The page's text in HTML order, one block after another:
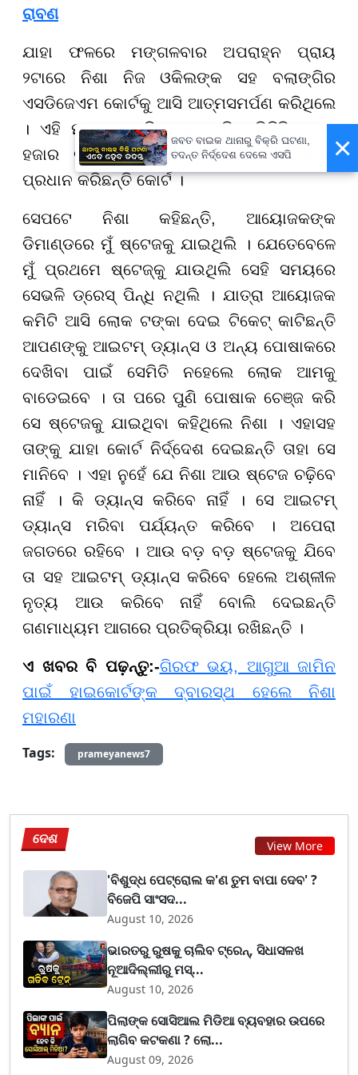
ରାବଣ
ଯାହା ଫଳରେ ମଙ୍ଗଳବାର ଅପରାହ୍ନ ପ୍ରାୟ
୨ଟାରେ ନିଶା ନିଜ ଓକିଲଙ୍କ ସହ ବଲାଙ୍ଗିର
ଏସଡିଜେଏମ କୋର୍ଟକୁ ଆସି ଆତ୍ମସମର୍ପଣ କରିଥିଲେ
। ଏହି ମାମଲାରେ ନିଶାଙ୍କୁ ଜାମିନ ମିଳିଛି । ୨୦
ହଜାର ଟଙ୍କା ଜରିମାନା ସହ ନିଶାଙ୍କୁ ଜାମିନ
ପ୍ରଧାନ କରିଛନ୍ତି କୋର୍ଟ ।
ସେପଟେ ନିଶା କହିଛନ୍ତି, ଆୟୋଜକଙ୍କ
ଡିମାଣ୍ଡରେ ମୁଁ ଷ୍ଟେଜକୁ ଯାଇଥିଲି । ଯେତେବେଳେ
ମୁଁ ପ୍ରଥମେ ଷ୍ଟେଜ୍କୁ ଯାଉଥିଲି ସେହି ସମୟରେ
ସେଭଳି ଡ୍ରେସ୍ ପିନ୍ଧି ନଥିଲି । ଯାତ୍ରା ଆୟୋଜକ
କମିଟି ଆସି ଲୋକ ଟଙ୍କା ଦେଇ ଟିକେଟ୍ କାଟିଛନ୍ତି
ଆପଣଙ୍କୁ ଆଇଟମ୍ ଡ୍ୟାନ୍ସ ଓ ଅନ୍ୟ ପୋଷାକରେ
ଦେଖିବା ପାଇଁ ସେମିତି ନହେଲେ ଲୋକ ଆମକୁ
ବାଡେଇବେ । ତା ପରେ ପୁଣି ପୋଷାକ ଚେଞ୍ଜ କରି
ସେ ଷ୍ଟେଜକୁ ଯାଇଥିବା କହିଥିଲେ ନିଶା । ଏହାସହ
ତାଙ୍କୁ ଯାହା କୋର୍ଟ ନିର୍ଦ୍ଦେଶ ଦେଇଛନ୍ତି ତାହା ସେ
ମାନିବେ । ଏହା ନୁହେଁ ଯେ ନିଶା ଆଉ ଷ୍ଟେଜ ଚଢ଼ିବେ
ନାହିଁ । କି ଡ୍ୟାନ୍ସ କରିବେ ନାହିଁ । ସେ ଆଇଟମ୍
ଡ୍ୟାନ୍ସ ମରିବା ପର୍ଯ୍ୟନ୍ତ କରିବେ । ଅପେରା
ଜଗତରେ ରହିବେ । ଆଉ ବଡ଼ ବଡ଼ ଷ୍ଟେଜକୁ ଯିବେ
ତା ସହ ଆଇଟମ୍ ଡ୍ୟାନ୍ସ କରିବେ ହେଲେ ଅଶ୍ଳୀଳ
ନୃତ୍ୟ ଆଉ କରିବେ ନାହିଁ ବୋଲି ଦେଇଛନ୍ତି
ଗଣମାଧ୍ୟମ ଆଗରେ ପ୍ରତିକ୍ରିୟା ରଖିଛନ୍ତି ।
ଏ ଖବର ବି ପଢ଼ନ୍ତୁ:-ଗିରଫ ଭୟ, ଆଗୁଆ ଜାମିନ
ପାଇଁ ହାଇକୋର୍ଟଙ୍କ ଦ୍ବାରସ୍ଥ ହେଲେ ନିଶା
ମହାରଣା
Tags:
prameyanews7
ଦେଶ View More
'ବିଶୁଦ୍ଧ ପେଟ୍ରୋଲ କ'ଣ ତୁମ ବାପା ଦେବ' ?
ବିଜେପି ସାଂସଦ...
August 10, 2026
ଭାରତରୁ ରୁଷକୁ ଚାଲିବ ଟ୍ରେନ୍, ସିଧାସଳଖ
ନୂଆଦିଲ୍ଲୀରୁ ମସ୍...
August 10, 2026
ପିଲାଙ୍କ ସୋସିଆଲ ମିଡିଆ ବ୍ୟବହାର ଉପରେ
ଲାଗିବ କଟକଣା ? ଲୋ...
August 09, 2026
×
ଜବତ ବାଇକ ଥାନାରୁ ବିକ୍ରି ଘଟଣା,
ତଦନ୍ତ ନିର୍ଦ୍ଦେଶ ଦେଲେ ଏସପି